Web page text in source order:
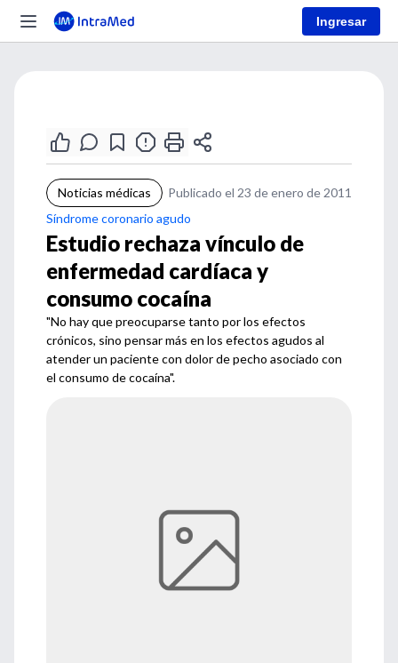
Ingresar
Noticias médicas
Publicado el 23 de enero de 2011
Síndrome coronario agudo
Estudio rechaza vínculo de
enfermedad cardíaca y
consumo cocaína
"No hay que preocuparse tanto por los efectos
crónicos, sino pensar más en los efectos agudos al
atender un paciente con dolor de pecho asociado con
el consumo de cocaína".